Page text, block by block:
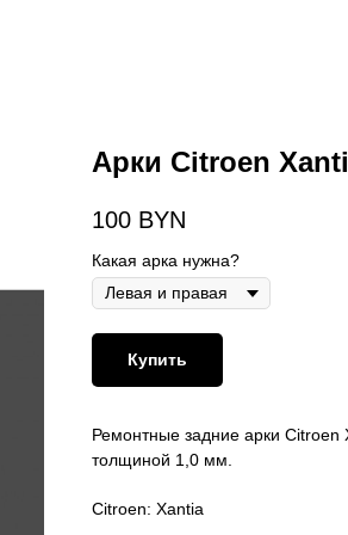
Арки Citroen
100 BYN
Какая арка нужна?
Купить
Ремонтные задние арки Citroen
толщиной 1,0 мм.
Citroen: Xantia